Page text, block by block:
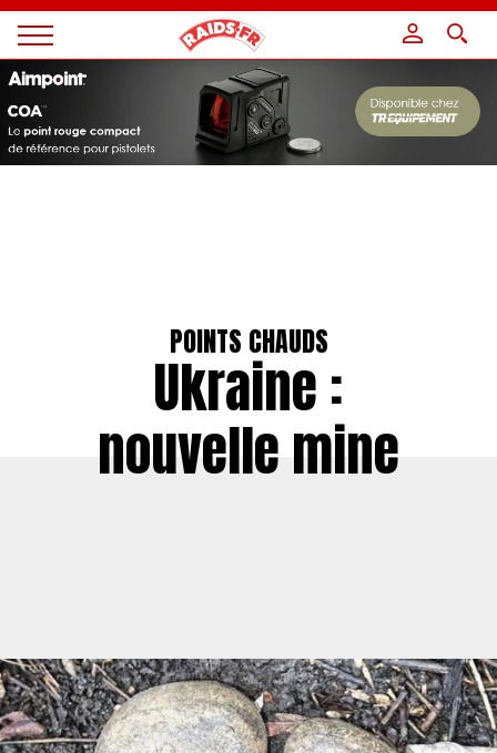
Magazine
Raids
POINTS CHAUDS
Ukraine :
nouvelle mine
Panneau de gestion des cookies